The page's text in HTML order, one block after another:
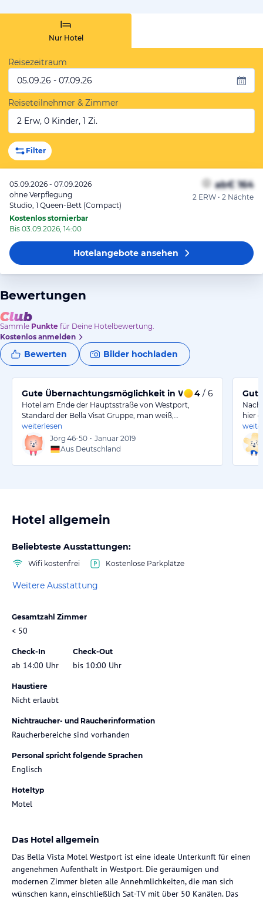
Nur Hotel
Reisezeitraum
05.09.26 - 07.09.26
Reiseteilnehmer & Zimmer
2 Erw, 0 Kinder, 1 Zi.
Filter
05.09.2026 - 07.09.2026
ohne Verpflegung
Studio, 1 Queen-Bett (Compact)
Kostenlos stornierbar
Bis 03.09.2026, 14:00
ab€ 164
2 ERW • 2 Nächte
Hotelangeboteansehen
Bewertungen
Sammle Punkte für Deine Hotelbewertung.
Kostenlos anmelden
Bewerten Bilder hochladen
Gute Übernachtungsmöglichkeit in Westport
4 / 6
Hotel am Ende der Hauptsstraße von Westport,
Standard der Bella Visat Gruppe, man weiß,…
weiterlesen
Jörg 46-50 • Januar 2019
Aus Deutschland
hier
Hotel allgemein
Beliebteste Ausstattungen:
Wifi kostenfrei Kostenlose Parkplätze
Weitere Ausstattung
Gesamtzahl Zimmer
< 50
Check-In
ab 14:00 Uhr
Check-Out
bis 10:00 Uhr
Haustiere
Nicht erlaubt
Nichtraucher- und Raucherinformation
Raucherbereiche sind vorhanden
Personal spricht folgende Sprachen
Englisch
Hoteltyp
Motel
Das Hotel allgemein
Das Bella Vista Motel Westport ist eine ideale Unterkunft für einen
angenehmen Aufenthalt in Westport. Die geräumigen und
modernen Zimmer bieten alle Annehmlichkeiten, die man sich
wünschen kann, einschließlich Sat-TV mit über 50 Kanälen. Das